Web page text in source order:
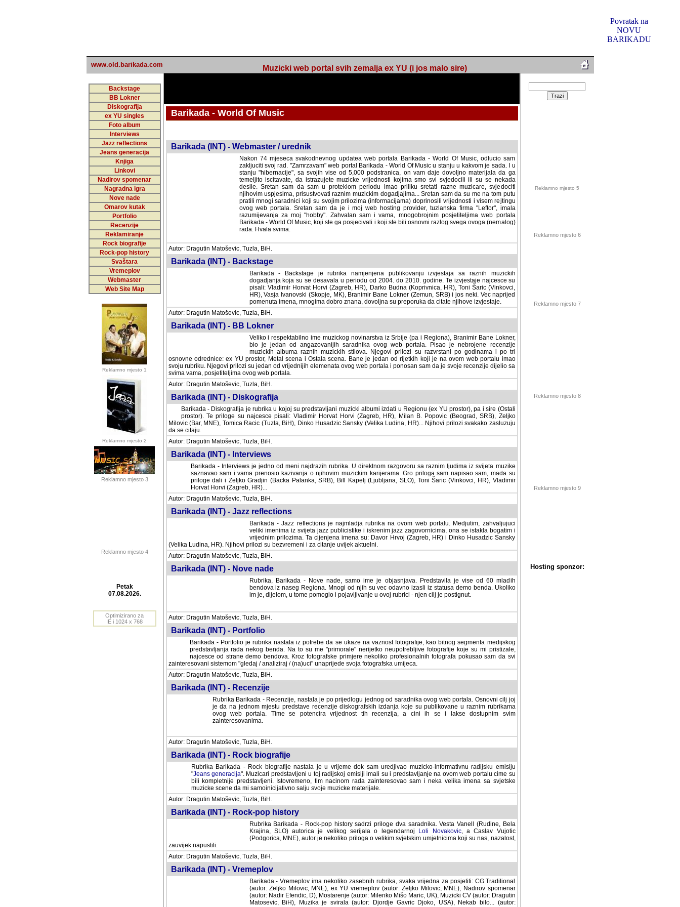
Povratak na
NOVU
BARIKADU
www.old.barikada.com Muzicki web portal svih zemalja ex YU (i jos malo sire)
Backstage
BB Lokner
Diskografija
ex YU singles
Foto album
Interviews
Jazz reflections
Jeans generacija
Knjiga
Linkovi
Nadirov spomenar
Nagradna igra
Nove nade
Omarov kutak
Portfolio
Recenzije
Reklamiranje
Rock biografije
Rock-pop history
Svaštara
Vremeplov
Webmaster
Web Site Map
Reklamno mjesto 1
Reklamno mjesto 2
Reklamno mjesto 3
Reklamno mjesto 4
Barikada - World Of Music
Barikada (INT) - Webmaster / urednik
Nakon 74 mjeseca svakodnevnog updatea web portala Barikada - World Of Music, odlucio sam
zakljuciti svoj rad. "Zamrzavam" web portal Barikada - World Of Music u stanju u kakvom je sada. I u
stanju "hibernacije", sa svojih vise od 5,000 podstranica, on vam daje dovoljno materijala da ga
temeljito iscitavate, da istrazujete muzicke vrijednosti kojima smo svi svjedocili ili su se nekada desile.
Sretan sam da sam u proteklom periodu imao priliku sretati razne muzicare, svjedociti njihovim
uspjesima, prisustvovati raznim muzickim dogadjajima... Sretan sam da su me na tom putu pratili
mnogi saradnici koji su svojim prilozima (informacijama) doprinosili vrijednosti i visem rejtingu ovog
web portala. Sretan sam da je i moj web hosting provider, tuzlanska firma "Leftor", imala
razumijevanja za moj "hobby". Zahvalan sam i vama, mnogobrojnim posjetiteljima web portala
Barikada - World Of Music, koji ste ga posjecivali i koji ste bili osnovni razlog svega ovoga (nemalog)
rada. Hvala svima.
Autor: Dragutin Matoševic, Tuzla, BiH.
Barikada (INT) - Backstage
Barikada - Backstage je rubrika namjenjena publikovanju izvjestaja sa raznih muzickih
dogadjanja koja su se desavala u periodu od 2004. do 2010. godine. Te izvjestaje najcesce su
pisali: Vladimir Horvat Horvi (Zagreb, HR), Darko Budna (Koprivnica, HR), Toni Šaric (Vinkovci,
HR), Vasja Ivanovski (Skopje, MK), Branimir Bane Lokner (Zemun, SRB) i jos neki. Vec naprijed
pomenuta imena, mnogima dobro znana, dovoljna su preporuka da citate njihove izvjestaje.
Autor: Dragutin Matoševic, Tuzla, BiH.
Barikada (INT) - BB Lokner
Veliko i respektabilno ime muzickog novinarstva iz Srbije (pa i Regiona), Branimir Bane Lokner,
bio je jedan od angazovanijih saradnika ovog web portala. Pisao je nebrojene recenzije muzickih
albuma raznih muzickih stilova. Njegovi prilozi su razvrstani po godinama i po tri osnovne
odrednice: ex YU prostor, Metal scena i Ostala scena. Bane je jedan od rijetkih koji je na ovom web portalu imao svoju rubriku.
Njegovi prilozi su jedan od vrijednijih elemenata ovog web portala i ponosan sam da je svoje recenzije dijelio sa svima vama,
posjetiteljima ovog web portala.
Autor: Dragutin Matoševic, Tuzla, BiH.
Barikada (INT) - Diskografija
Barikada - Diskografija je rubrika u kojoj su predstavljani muzicki albumi izdati u Regionu (ex YU prostor), pa i sire (Ostali
prostor). Te priloge su najcesce pisali: Vladimir Horvat Horvi (Zagreb, HR), Milan B. Popovic (Beograd, SRB), Zeljko Milovic
(Bar, MNE), Tomica Racic (Tuzla, BiH), Dinko Husadzic Sansky (Velika Ludina, HR)... Njihovi prilozi svakako zasluzuju da se
citaju.
Autor: Dragutin Matoševic, Tuzla, BiH.
Barikada (INT) - Interviews
Barikada - Interviews je jedno od meni najdrazih rubrika. U direktnom razgovoru sa raznim ljudima iz svijeta muzike
saznavao sam i vama prenosio kazivanja o njihovim muzickim karijerama. Gro priloga sam napisao sam, mada su
priloge dali i Zeljko Gradjin (Backa Palanka, SRB), Bill Kapelj (Ljubljana, SLO), Toni Šaric (Vinkovci, HR), Vladimir
Horvat Horvi (Zagreb, HR)...
Autor: Dragutin Matoševic, Tuzla, BiH.
Barikada (INT) - Jazz reflections
Barikada - Jazz reflections je najmladja rubrika na ovom web portalu. Medjutim, zahvaljujuci veliki
imenima iz svijeta jazz publicistike i iskrenim jazz zagovornicima, ona se istakla bogatim i
vrijednim prilozima. Ta cijenjena imena su: Davor Hrvoj (Zagreb, HR) i Dinko Husadzic Sansky
(Velika Ludina, HR). Njihovi prilozi su bezvremeni i za citanje uvijek aktuelni.
Autor: Dragutin Matoševic, Tuzla, BiH.
Barikada (INT) - Nove nade
Rubrika, Barikada - Nove nade, samo ime je objasnjava. Predstavila je vise od 60 mladih
bendova iz naseg Regiona. Mnogi od njih su vec odavno izasli iz statusa demo benda. Ukoliko im
je, dijelom, u tome pomoglo i pojavljivanje u ovoj rubrici - njen cilj je postignut.
Autor: Dragutin Matoševic, Tuzla, BiH.
Barikada (INT) - Portfolio
Barikada - Portfolio je rubrika nastala iz potrebe da se ukaze na vaznost fotografije, kao bitnog segmenta medijskog
predstavljanja rada nekog benda. Na to su me "primorale" nerijetko neupotrebljive fotografije koje su mi pristizale,
najcesce od strane demo bendova. Kroz fotografske primjere nekoliko profesionalnih fotografa pokusao sam da svi
zainteresovani sistemom "gledaj / analiziraj / (na)uci" unaprijede svoja fotografska umijeca.
Autor: Dragutin Matoševic, Tuzla, BiH.
Barikada (INT) - Recenzije
Rubrika Barikada - Recenzije, nastala je po prijedlogu jednog od saradnika ovog web portala. Osnovni cilj joj
je da na jednom mjestu predstave recenzije diskografskih izdanja koje su publikovane u raznim rubrikama
ovog web portala. Time se potencira vrijednost tih recenzija, a cini ih se i lakse dostupnim svim
zainteresovanima.
Autor: Dragutin Matoševic, Tuzla, BiH.
Barikada (INT) - Rock biografije
Rubrika Barikada - Rock biografije nastala je u vrijeme dok sam uredjivao muzicko-informativnu radijsku emisiju
"Jeans generacija". Muzicari predstavljeni u toj radijskoj emisiji imali su i predstavljanje na ovom web portalu cime su
bili kompletnije predstavljeni. Istovremeno, tim nacinom rada zainteresovao sam i neka velika imena sa svjetske
muzicke scene da mi samoinicijativno salju svoje muzicke materijale.
Autor: Dragutin Matoševic, Tuzla, BiH.
Barikada (INT) - Rock-pop history
Rubrika Barikada - Rock-pop history sadrzi priloge dva saradnika. Vesta Vanell (Rudine, Bela
Krajina, SLO) autorica je velikog serijala o legendarnoj
Loli Novakovic, a Caslav Vujotic
(Podgorica, MNE), autor je nekoliko priloga o velikim svjetskim umjetnicima koji su nas, nazalost,
zauvijek napustili.
Autor: Dragutin Matoševic, Tuzla, BiH.
Barikada (INT) - Vremeplov
Barikada - Vremeplov ima nekoliko zasebnih rubrika, svaka vrijedna za posjetiti: CG Traditional
(autor: Zeljko Milovic, MNE), ex YU vremeplov (autor: Zeljko Milovic, MNE), Nadirov spomenar
(autor: Nadir Efendic, D), Mostarenje (autor: Milenko Mišo Maric, UK), Muzicki CV (autor: Dragutin
Matosevic, BiH), Muzika je svirala (autor: Djordje Gavric Djoko, USA), Nekab bilo... (autor: